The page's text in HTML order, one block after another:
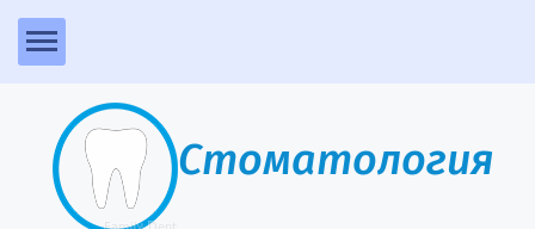
Стоматология